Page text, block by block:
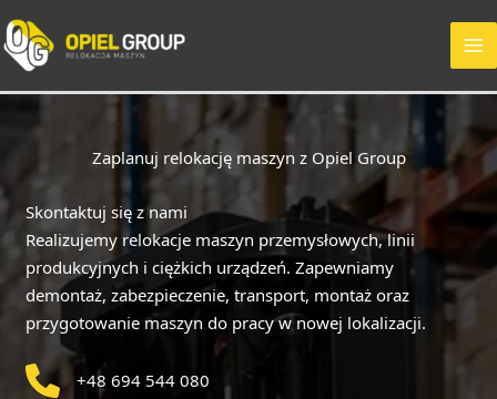
do
treści
Zaplanuj relokację maszyn z Opiel Group
Skontaktuj się z nami
Realizujemy relokacje maszyn przemysłowych, linii
produkcyjnych i ciężkich urządzeń. Zapewniamy
demontaż, zabezpieczenie, transport, montaż oraz
przygotowanie maszyn do pracy w nowej lokalizacji.
+48 694 544 080